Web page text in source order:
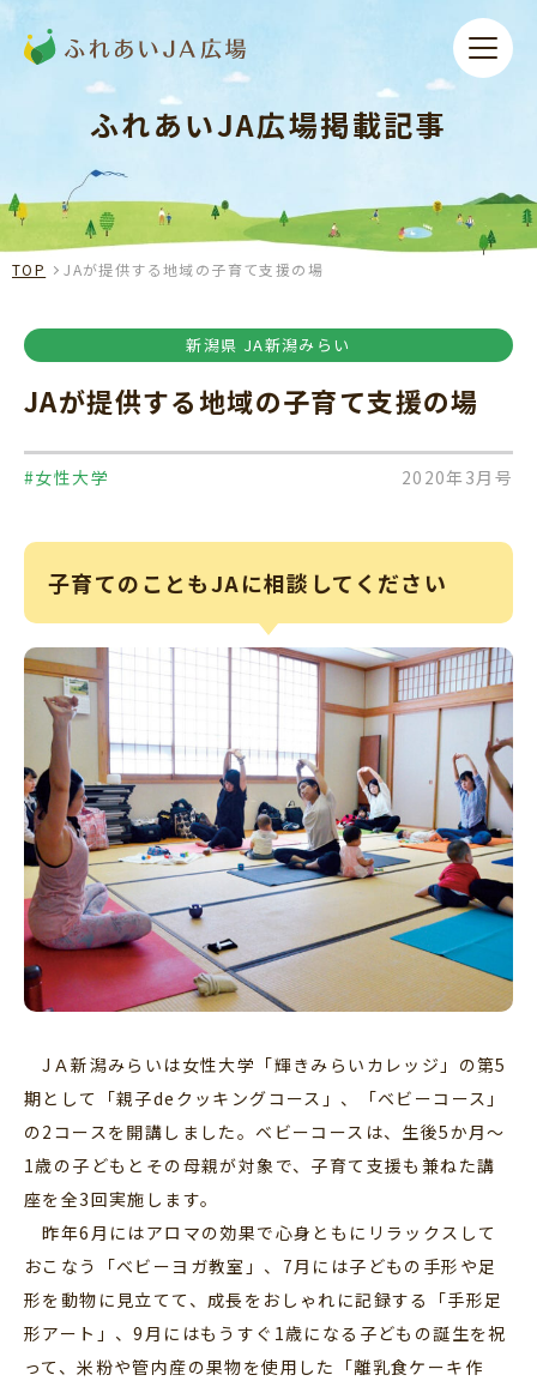
ふれあいJA広場掲載記事
TOP JAが提供する地域の子育て支援の場
新潟県 JA新潟みらい
JAが提供する地域の子育て支援の場
#女性大学 2020年3月号
子育てのこともJAに相談してください
JＡ新潟みらいは女性大学「輝きみらいカレッジ」の第5
期として「親子deクッキングコース」、「ベビーコース」
の2コースを開講しました。ベビーコースは、生後5か月～
1歳の子どもとその母親が対象で、子育て支援も兼ねた講
座を全3回実施します。
昨年6月にはアロマの効果で心身ともにリラックスして
おこなう「ベビーヨガ教室」、7月には子どもの手形や足
形を動物に見立てて、成長をおしゃれに記録する「手形足
形アート」、9月にはもうすぐ1歳になる子どもの誕生を祝
って、米粉や管内産の果物を使用した「離乳食ケーキ作